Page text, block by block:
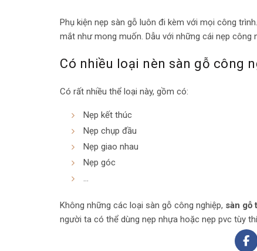
Phụ kiện nẹp sàn gỗ luôn đi kèm với mọi công
mắt như mong muốn. Dẫu với những cái nẹp công
Có nhiều loại nèn sàn gỗ công
Có rất nhiều thể loại này, gồm có:
Nẹp kết thúc
Nẹp chụp đầu
Nẹp giao nhau
Nẹp góc
…
Không những các loại sàn gỗ công nghiệp, sàn gỗ
người ta có thể dùng nẹp nhựa hoặc nẹp pvc tùy